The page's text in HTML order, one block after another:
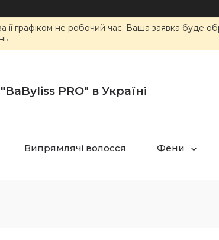
її графіком не робочий час. Ваша заявка буде
PRO" в Україні
Випрямлячі волосся Фени